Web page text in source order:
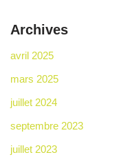
Archives
avril 2025
mars 2025
juillet 2024
septembre 2023
juillet 2023